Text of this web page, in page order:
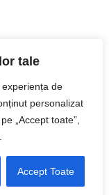
tale
de
personalizat
„Accept toate”,
Accept Toate